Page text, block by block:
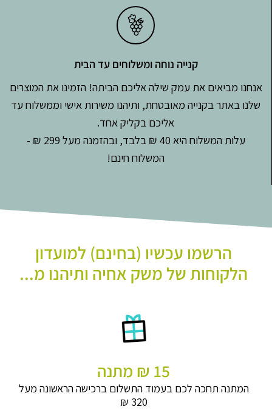
קנייה נוחה ומשלוחים עד הבית
אנחנו מביאים את עמק שילה אליכם הביתה! הזמינו את המוצרים
שלנו באתר בקנייה מאובטחת, ותיהנו משירות אישי וממשלוח עד
אליכם בקליק אחד.
עלות המשלוח היא 40 ₪ בלבד, ובהזמנה מעל 299 ₪ -
המשלוח חינם!
הרשמו עכשיו (בחינם) למועדון
הלקוחות של משק אחיה ותיהנו מ...
15 ₪ מתנה
המתנה תחכה לכם בעמוד התשלום ברכישה הראשונה מעל
320 ₪